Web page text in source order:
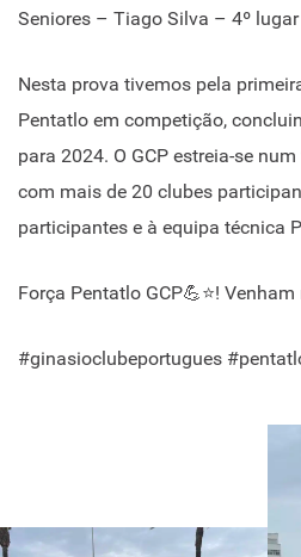
Seniores – Tiago Silva – 4º lugar
Nesta prova tivemos pela
Pentatlo em competição,
para 2024. O GCP estreia-se
com mais de 20 clubes
participantes e à equipa técnica
Força Pentatlo GCP💪⭐!
#ginasioclubeportugues